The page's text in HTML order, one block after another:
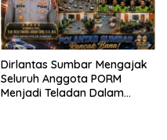
Dirlantas Sumbar Mengajak
Seluruh Anggota PORM
Menjadi Teladan Dalam